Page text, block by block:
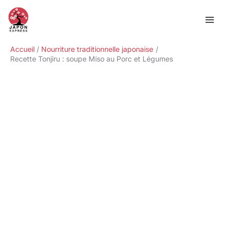
contenu
Accueil
Nourriture traditionnelle japonaise
Recette Tonjiru : soupe Miso au Porc et Légumes
Rechercher